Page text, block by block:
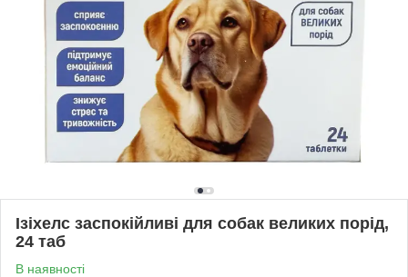
Ізіхелс заспокійливі для собак великих порід,
24 таб
В наявності